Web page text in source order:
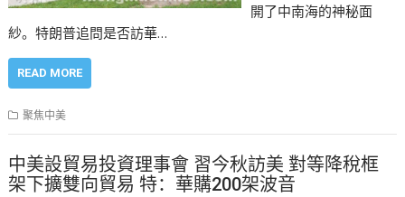
開了中南海的神秘面
紗。特朗普追問是否訪華…
READ MORE
聚焦中美
中美設貿易投資理事會 習今秋訪美 對等降稅框
架下擴雙向貿易 特：華購200架波音